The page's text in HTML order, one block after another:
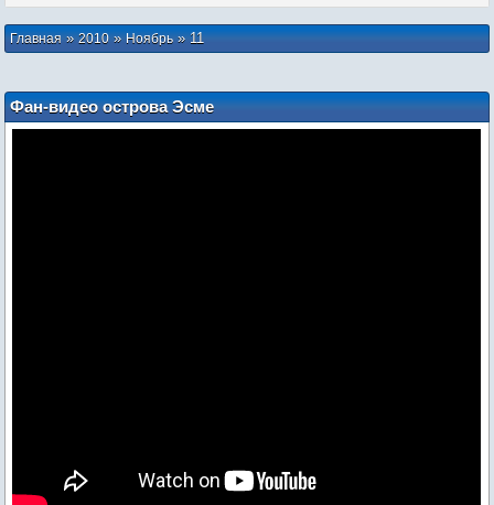
Главная»2010 » Ноябрь » 11
Фан-видео острова Эсме